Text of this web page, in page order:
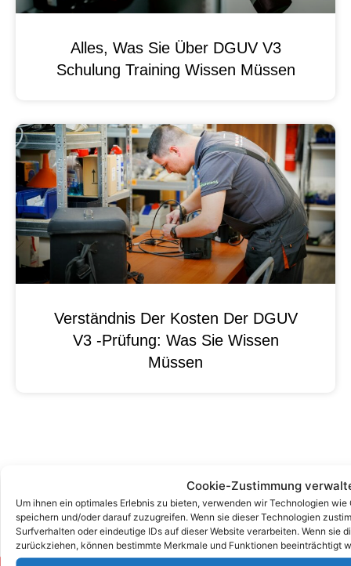
Cookie-Zustimmung
Um ihnen ein optimales Erlebnis zu bieten, verwenden wir Technologien
speichern und/oder darauf zuzugreifen. Wenn sie dieser Technologien
Surfverhalten oder eindeutige IDs auf dieser Website verarbeiten. Wenn sie
zurückziehen, können bestimmte Merkmale und Funktionen beeinträchtigt
Alles, Was Sie Über DGUV V3
Schulung Training Wissen Müssen
Verständnis Der Kosten Der DGUV
V3 -Prüfung: Was Sie Wissen
Müssen